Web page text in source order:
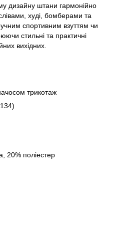
дизайну штани гармонійно
худі, бомберами та
спортивним взуттям чи
стильні та практичні
вихідних.
трикотаж
20% поліестер